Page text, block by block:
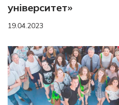
університет»
19.04.2023